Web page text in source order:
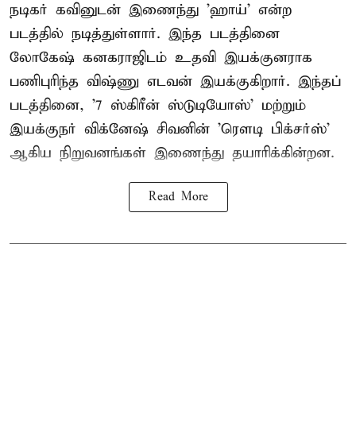
நடிகர் கவினுடன் இணைந்து 'ஹாய்' என்ற
படத்தில் நடித்துள்ளார். இந்த படத்தினை
லோகேஷ் கனகராஜிடம் உதவி இயக்குனராக
பணிபுரிந்த விஷ்ணு எடவன் இயக்குகிறார். இந்தப்
படத்தினை, '7 ஸ்கிரீன் ஸ்டுடியோஸ்' மற்றும்
இயக்குநர் விக்னேஷ் சிவனின் 'ரௌடி பிக்சர்ஸ்'
ஆகிய நிறுவனங்கள் இணைந்து தயாரிக்கின்றன.
Read More